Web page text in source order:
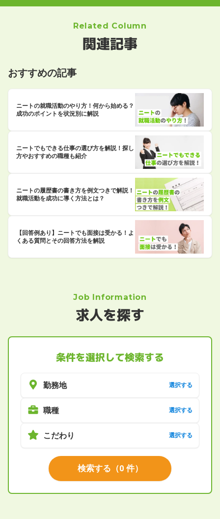
Related Column
関連記事
おすすめの記事
ニートの就職活動のやり方！何から始める？
成功のポイントを状況別に解説
ニートでもできる仕事の選び方を解説！探し
方やおすすめの職種も紹介
ニートの履歴書の書き方を例文つきで解説！
就職活動を成功に導く方法とは？
【回答例あり】ニートでも面接は受かる！よ
くある質問とその回答方法を解説
Job Information
求人を探す
条件を選択して検索する
勤務地 選択する
職種 選択する
こだわり 選択する
検索する （0 件）